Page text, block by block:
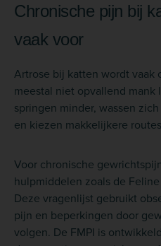
Chronische pijn bij
vaak voor
Artrose bij katten wordt vaak
meestal niet opvallend mank
springen minder, wassen
en kiezen makkelijkere
Voor chronische
hulpmiddelen zoals de
Deze vragenlijst gebruikt
pijn en beperkingen door
volgen. De FMPI is